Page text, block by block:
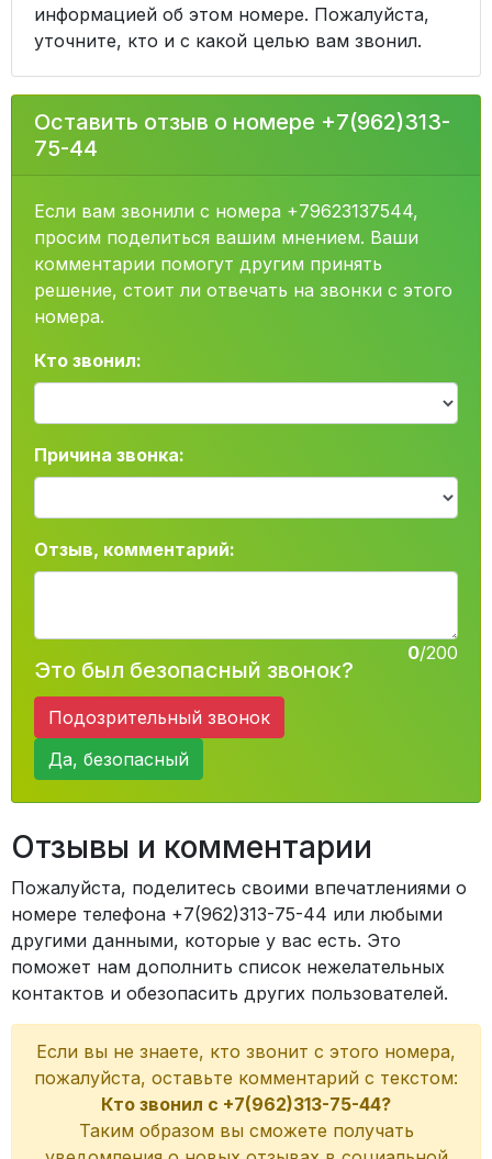
информацией об этом номере. Пожалуйста,
уточните, кто и с какой целью вам звонил.
Оставить отзыв о номере +7(962)313-
75-44
Если вам звонили с номера +79623137544,
просим поделиться вашим мнением. Ваши
комментарии помогут другим принять
решение, стоит ли отвечать на звонки с этого
номера.
Кто звонил:
Причина звонка:
Отзыв, комментарий:
0/200
Это был безопасный звонок?
Подозрительный звонок
Да, безопасный
Отзывы и комментарии
Пожалуйста, поделитесь своими впечатлениями о
номере телефона +7(962)313-75-44 или любыми
другими данными, которые у вас есть. Это
поможет нам дополнить список нежелательных
контактов и обезопасить других пользователей.
Если вы не знаете, кто звонит с этого номера,
пожалуйста, оставьте комментарий с текстом:
Кто звонил с +7(962)313-75-44?
Таким образом вы сможете получать